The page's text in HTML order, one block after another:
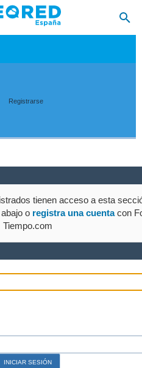
Registrarse
tienen acceso a esta
o registra una cuentacon
Tiempo.com